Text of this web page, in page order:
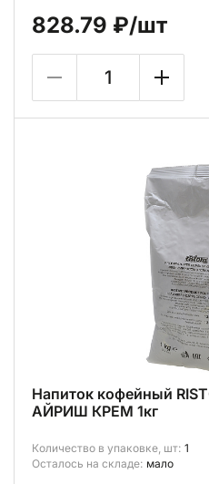
828.79 ₽/шт
Напиток кофейный
АЙРИШ КРЕМ 1кг
Количество в упаковке, шт: 1
Осталось на складе: мало